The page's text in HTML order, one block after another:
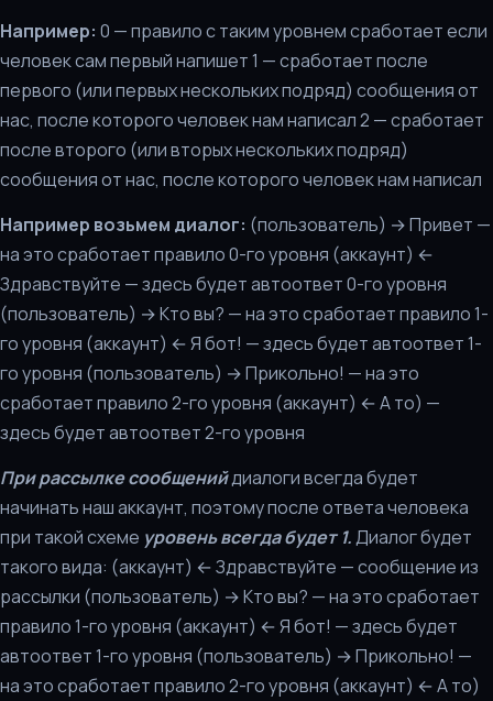
Например: 0 — правило с таким уровнем сработает если
человек сам первый напишет 1 — сработает после
первого (или первых нескольких подряд) сообщения от
нас, после которого человек нам написал 2 — сработает
после второго (или вторых нескольких подряд)
сообщения от нас, после которого человек нам написал
Например возьмем диалог: (пользователь) → Привет —
на это сработает правило 0-го уровня (аккаунт) ←
Здравствуйте — здесь будет автоответ 0-го уровня
(пользователь) → Кто вы? — на это сработает правило 1-
го уровня (аккаунт) ← Я бот! — здесь будет автоответ 1-
го уровня (пользователь) → Прикольно! — на это
сработает правило 2-го уровня (аккаунт) ← А то) —
здесь будет автоответ 2-го уровня
При рассылке сообщенийдиалоги всегда будет
начинать наш аккаунт, поэтому после ответа человека
при такой схеме уровень всегда будет 1.Диалог будет
такого вида: (аккаунт) ← Здравствуйте — сообщение из
рассылки (пользователь) → Кто вы? — на это сработает
правило 1-го уровня (аккаунт) ← Я бот! — здесь будет
автоответ 1-го уровня (пользователь) → Прикольно! —
на это сработает правило 2-го уровня (аккаунт) ← А то)